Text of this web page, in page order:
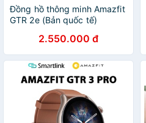
Đồng hồ thông minh Amazfit
GTR 2e (Bản quốc tế)
2.550.000 đ